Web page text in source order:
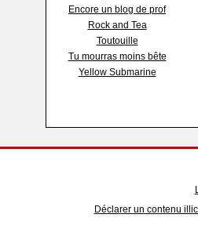
Encore un blog de prof
Rock and Tea
Toutouille
Tu mourras moins bête
Yellow Submarine
Déclarer un contenu